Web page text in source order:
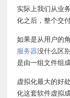
实际上我们从业
化之后，整个交
如果是从用户的
服务器没什么区
是由一组文件组
虚拟化最大的好
化这套软件虚拟